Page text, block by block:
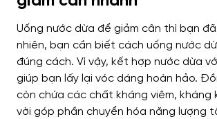
Uống nước dừa để giảm cân thì bạn
nhiên, bạn cần biết cách uống nước
đúng cách. Vì vậy, kết hợp nước dừa
giúp bạn lấy lại vóc dáng hoàn hảo.
còn chứa các chất kháng viêm, kháng
vời góp phần chuyển hóa năng lượng